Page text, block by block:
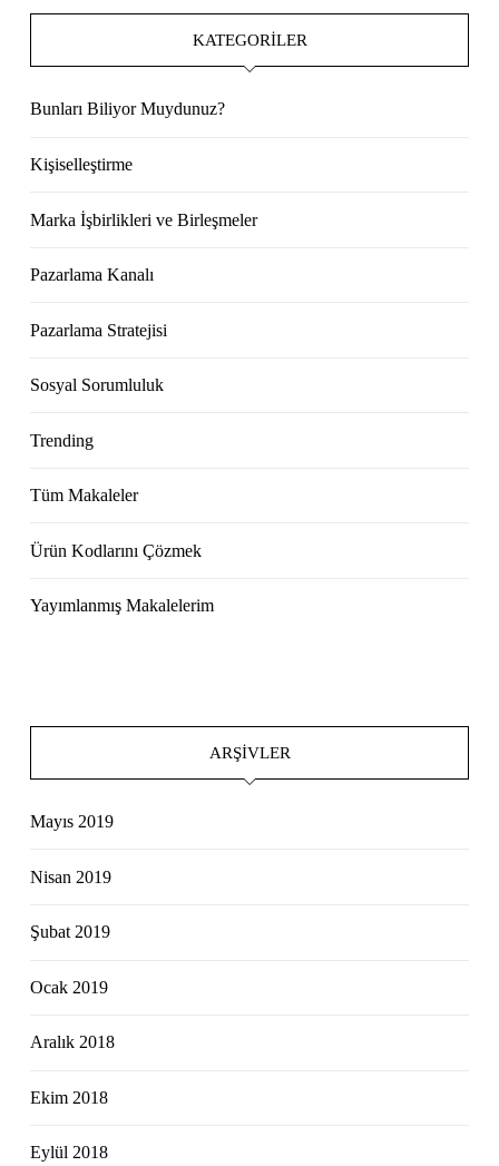
KATEGORILER
Bunları Biliyor Muydunuz?
Kişiselleştirme
Marka İşbirlikleri ve Birleşmeler
Pazarlama Kanalı
Pazarlama Stratejisi
Sosyal Sorumluluk
Trending
Tüm Makaleler
Ürün Kodlarını Çözmek
Yayımlanmış Makalelerim
ARŞIVLER
Mayıs 2019
Nisan 2019
Şubat 2019
Ocak 2019
Aralık 2018
Ekim 2018
Eylül 2018